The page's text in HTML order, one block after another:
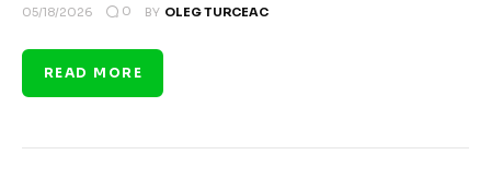
05/18/2026 0 BY OLEG TURCEAC
READ MORE